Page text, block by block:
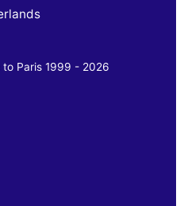
Paris 1999 - 2026